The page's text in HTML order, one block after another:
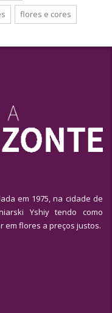
flores e cores
em 1975, na cidade de
Yshiy tendo como
em flores a preços justos.